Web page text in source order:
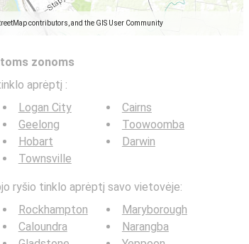
contributors, and the GIS User Community
zonoms
aprėptį :
Logan City
Geelong
Hobart
Townsville
Cairns
Toowoomba
Darwin
ryšio tinklo aprėptį savo vietovėje:
Rockhampton
Caloundra
Maryborough
Narangba